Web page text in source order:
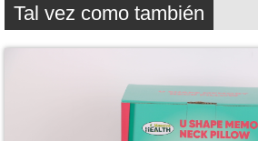
Tal vez como también